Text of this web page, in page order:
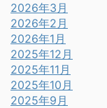
2026年3月
2026年2月
2026年1月
2025年12月
2025年11月
2025年10月
2025年9月